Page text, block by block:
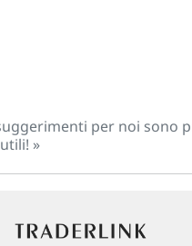
per noi sono
»